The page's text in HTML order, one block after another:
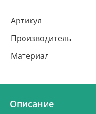
Артикул
Производитель
Материал
Описание